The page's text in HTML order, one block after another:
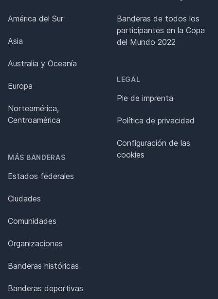
América del Sur
Asia
Australia y Oceanía
Europa
Norteamérica,
Centroamérica
MÁS BANDERAS
Estados federales
Ciudades
Comunidades
Organizaciones
Banderas históricas
Banderas deportivas
Banderas de todos los
participantes en la Copa
del Mundo 2022
LEGAL
Pie de imprenta
Política de privacidad
Configuración de las
cookies